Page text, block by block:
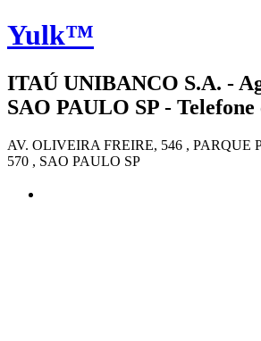
Yulk™
ITAÚ UNIBANCO S.A. -
SAO PAULO SP - Telefone
AV. OLIVEIRA FREIRE, 546 , PARQUE
570 , SAO PAULO SP